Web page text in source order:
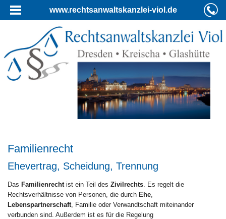
www.rechtsanwaltskanzlei-viol.de
Familienrecht
Ehevertrag, Scheidung, Trennung
Das Familienrecht ist ein Teil des Zivilrechts . Es regelt die
Rechtsverhältnisse von Personen, die durch Ehe
Lebenspartnerschaft , Familie oder Verwandtschaft miteinander
verbunden sind. Außerdem ist es für die Regelung